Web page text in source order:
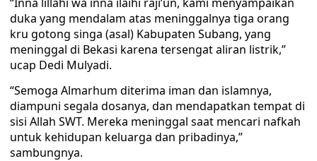
duka yang mendalam atas meninggalnya tiga orang
kru gotong singa (asal) Kabupaten Subang, yang
meninggal di Bekasi karena tersengat aliran listrik,”
ucap Dedi Mulyadi.
“Semoga Almarhum diterima iman dan islamnya,
diampuni segala dosanya, dan mendapatkan tempat di
sisi Allah SWT. Mereka meninggal saat mencari nafkah
untuk kehidupan keluarga dan pribadinya,”
sambungnya.